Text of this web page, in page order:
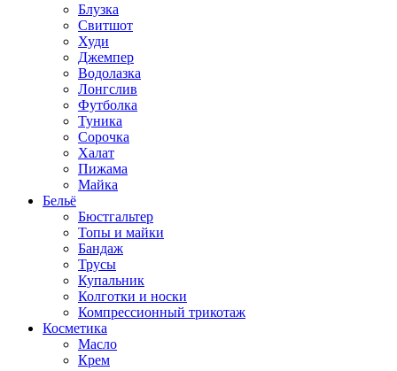
Блузка
Свитшот
Худи
Джемпер
Водолазка
Лонгслив
Футболка
Туника
Сорочка
Халат
Пижама
Майка
Бельё
Бюстгальтер
Топы и майки
Бандаж
Трусы
Купальник
Колготки и носки
Компрессионный трикотаж
Косметика
Масло
Крем